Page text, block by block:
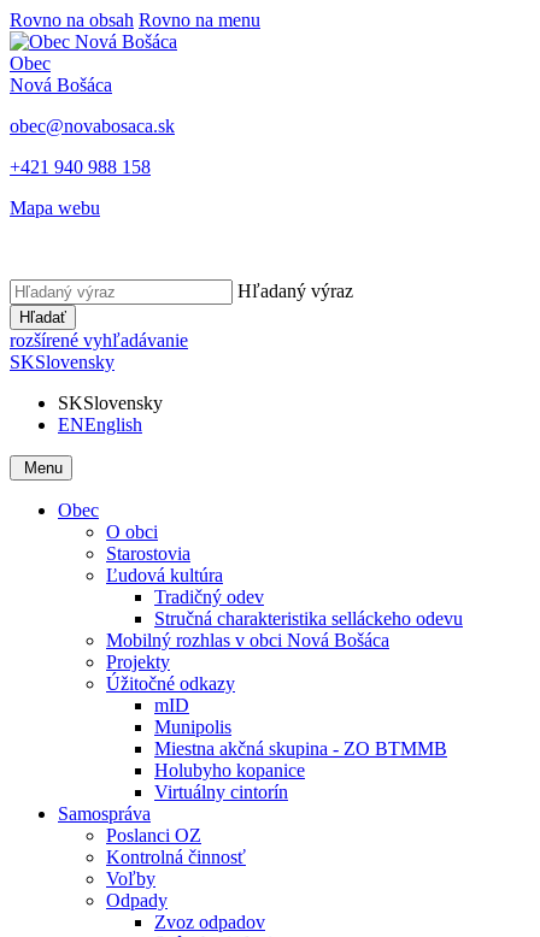
Rovno na obsah Rovno na menu
Obec
Nová Bošáca
obec@novabosaca.sk
+421 940 988 158
Mapa webu
Hľadaný výraz
Hľadať
rozšírené vyhľadávanie
SKSlovensky
SKSlovensky
ENEnglish
Menu
Obec
O obci
Starostovia
Ľudová kultúra
Tradičný odev
Stručná charakteristika selláckeho odevu
Mobilný rozhlas v obci Nová Bošáca
Projekty
Úžitočné odkazy
mID
Munipolis
Miestna akčná skupina - ZO BTMMB
Holubyho kopanice
Virtuálny cintorín
Samospráva
Poslanci OZ
Kontrolná činnosť
Voľby
Odpady
Zvoz odpadov